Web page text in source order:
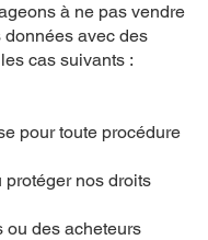
s à ne pas vendre
avec des
cas suivants :
pour toute procédure
protéger nos droits
ou des acheteurs